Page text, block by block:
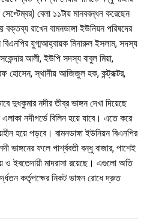
বেলা ১১টায় মানববন্ধন করেছেন
রাখেন বামনডাঙ্গা ইউনিয়ন পরিষদের
বিএনপির যুগ্মআহ্বায়ক মিনারুল ইসলাম, সদস্য
আলী, ইউপি সদস্য বাবুল মিয়া,
হোসেন, স্থানীয় আজিজুল হক, কন্ট্রাক্টর,
দুধকুমার নদীর তীব্র ভাঙ্গন দেখা দিয়েছে
নদীগর্ভে বিলিন হয়ে যাবে। এতে করে
হয়ে পড়বে। বামনডাঙ্গা ইউনিয়ন বিএনপির
ভাঙ্গনের ফলে পার্শ্ববতী বন্ধু বাজার, পাশেই
ও ইবতেদায়ী মাদরাসা রয়েছে। এগুলো অতি
কর্তৃপক্ষের নিকট ভাঙ্গন রোধে দ্রুত